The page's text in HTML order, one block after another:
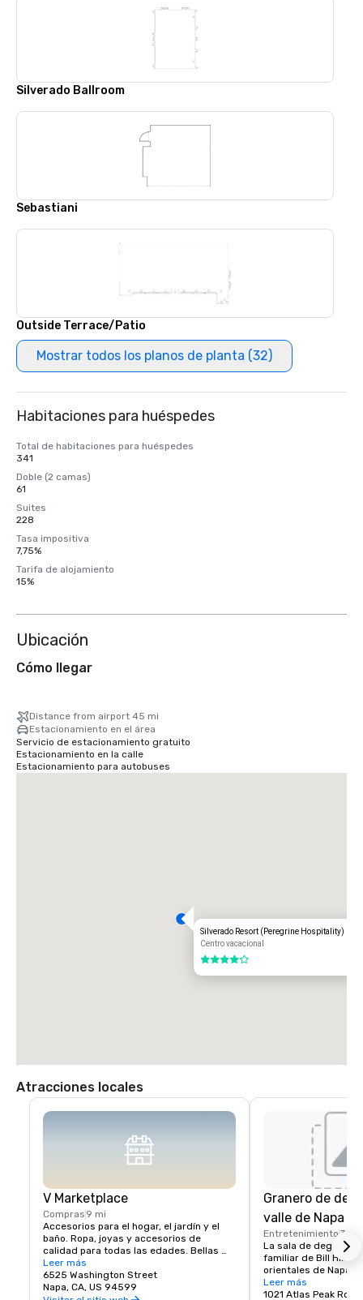
Silverado Ballroom
Sebastiani
Outside Terrace/Patio
Mostrar todos los planos de planta (32)
Habitaciones para huéspedes
Total de habitaciones para huéspedes
341
Doble (2 camas)
61
Suites
228
Tasa impositiva
7,75%
Tarifa de alojamiento
15%
Ubicación
Cómo llegar
Distance from airport 45 mi
Estacionamiento en el área
Servicio de estacionamiento gratuito
Estacionamiento en la calle
Estacionamiento para autobuses
Silverado Resort (Peregrine Hospitality)
Centro vacacional
4 de 5
Atracciones locales
V Marketplace
Compras 9 mi
Accesorios para el hogar, el jardín y el
baño. Ropa, joyas y accesorios de
calidad para todas las edades. Bellas
artes, comida gourmet, chocolates,
vinos y degustación de vinos. Regalos
románticos y objetos de colección del
Leer más
6525 Washington Street
Napa, CA, US 94599
Granero de
valle de Napa
Entretenimiento 3
La sala de
familiar de Bill Hill en
orientales de Napa.
Visítenos para
Solum, Expression
Leer más
1021 Atlas Peak Road